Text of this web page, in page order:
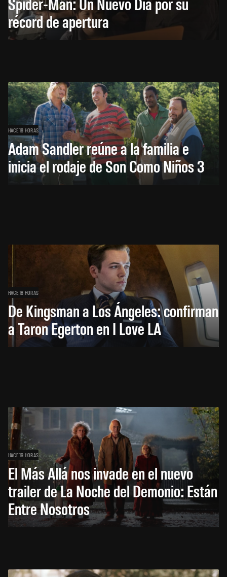
récord de apertura
HACE 18 HORAS
Adam Sandler reúne a la familia e
inicia el rodaje de Son Como Niños 3
HACE 18 HORAS
De Kingsman a Los Ángeles: confirman
a Taron Egerton en I Love LA
HACE 19 HORAS
El Más Allá nos invade en el nuevo
trailer de La Noche del Demonio: Están
Entre Nosotros